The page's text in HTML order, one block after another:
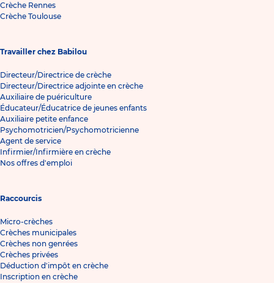
Crèche Rennes
Crèche Toulouse
Travailler chez Babilou
Directeur/Directrice de crèche
Directeur/Directrice adjointe en crèche
Auxiliaire de puériculture
Éducateur/Éducatrice de jeunes enfants
Auxiliaire petite enfance
Psychomotricien/Psychomotricienne
Agent de service
Infirmier/Infirmière en crèche
Nos offres d'emploi
Raccourcis
Micro-crèches
Crèches municipales
Crèches non genrées
Crèches privées
Déduction d'impôt en crèche
Inscription en crèche